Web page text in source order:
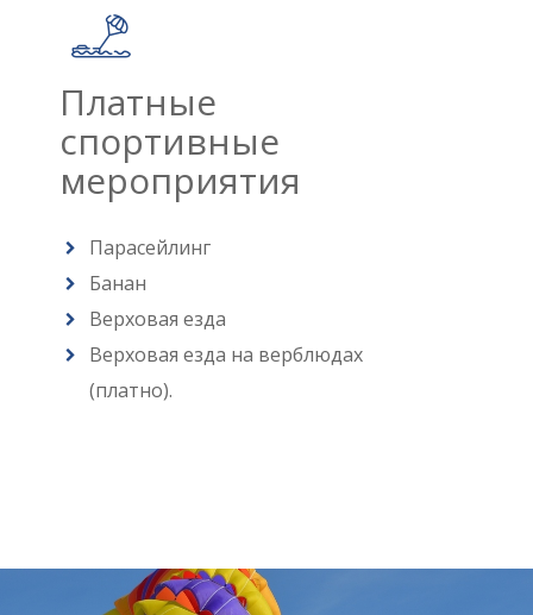
Платные
спортивные
мероприятия
Парасейлинг
Банан
Верховая езда
Верховая езда на верблюдах
(платно).